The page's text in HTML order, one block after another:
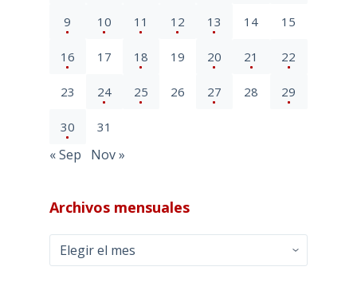
9 10 11 12 13 14 15
16 17 18 19 20 21 22
23 24 25 26 27 28 29
30 31
« Sep Nov »
Archivos mensuales
Archivos
mensuales